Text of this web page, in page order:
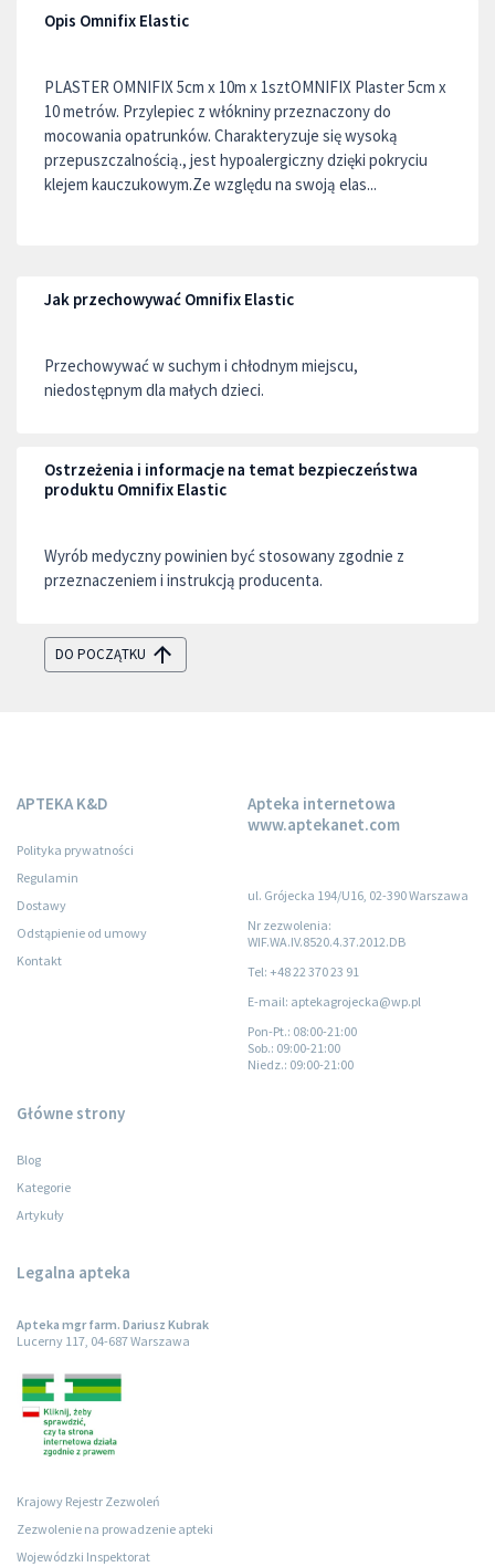
Opis Omnifix Elastic
PLASTER OMNIFIX 5cm x 10m x 1sztOMNIFIX Plaster 5cm x
10 metrów. Przylepiec z włókniny przeznaczony do
mocowania opatrunków. Charakteryzuje się wysoką
przepuszczalnością., jest hypoalergiczny dzięki pokryciu
klejem kauczukowym.Ze względu na swoją elas...
Jak przechowywać Omnifix Elastic
Przechowywać w suchym i chłodnym miejscu,
niedostępnym dla małych dzieci.
Ostrzeżenia i informacje na temat bezpieczeństwa
produktu Omnifix Elastic
Wyrób medyczny powinien być stosowany zgodnie z
przeznaczeniem i instrukcją producenta.
DO POCZĄTKU
APTEKA K&D
Polityka prywatności
Regulamin
Dostawy
Odstąpienie od umowy
Kontakt
Apteka internetowa
www.aptekanet.com
ul. Grójecka 194/U16, 02-390 Warszawa
Nr zezwolenia:
WIF.WA.IV.8520.4.37.2012.DB
Tel: +48 22 370 23 91
E-mail: aptekagrojecka@wp.pl
Pon-Pt.: 08:00-21:00
Sob.: 09:00-21:00
Niedz.: 09:00-21:00
Główne strony
Blog
Kategorie
Artykuły
Legalna apteka
Apteka mgr farm. Dariusz Kubrak
Lucerny 117, 04-687 Warszawa
Krajowy Rejestr Zezwoleń
Zezwolenie na prowadzenie apteki
Wojewódzki Inspektorat